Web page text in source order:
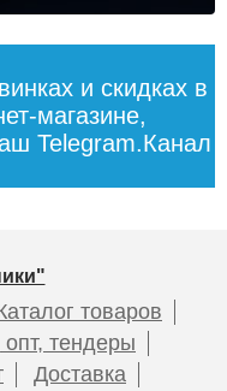
и скидках в
магазине,
Telegram.Канал
товаров
тендеры
Доставка